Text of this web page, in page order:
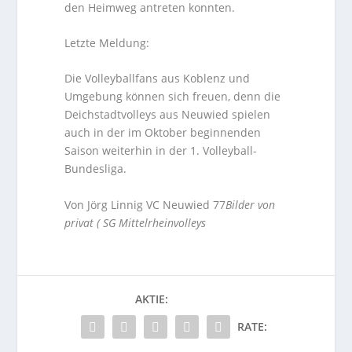
den Heimweg antreten konnten.
Letzte Meldung:
Die Volleyballfans aus Koblenz und
Umgebung können sich freuen, denn die
Deichstadtvolleys aus Neuwied spielen
auch in der im Oktober beginnenden
Saison weiterhin in der 1. Volleyball-
Bundesliga.
Von Jörg Linnig VC Neuwied 77Bilder von
privat ( SG Mittelrheinvolleys
AKTIE:
RATE: